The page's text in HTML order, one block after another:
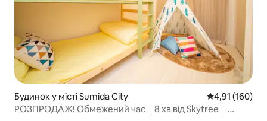
Будинок у місті Sumida City Середня
4,91 (160)
РОЗПРОДАЖ! Обмежений час｜8 хв від Skytree｜